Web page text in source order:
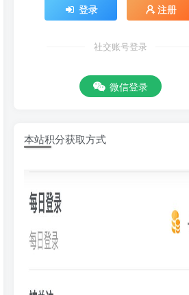
登录 注册
社交账号登录
微信登录
本站积分获取方式